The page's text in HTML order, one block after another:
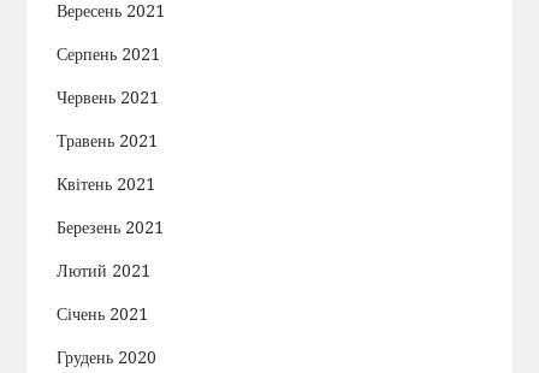
Вересень 2021
Серпень 2021
Червень 2021
Травень 2021
Квітень 2021
Березень 2021
Лютий 2021
Січень 2021
Грудень 2020